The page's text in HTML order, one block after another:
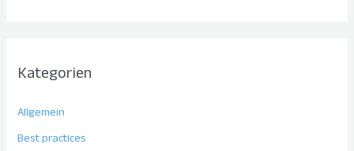
Kategorien
Allgemein
Best practices